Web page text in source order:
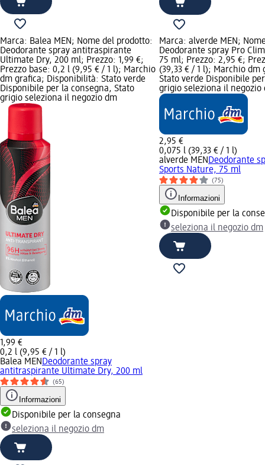
Marca: Balea MEN; Nome del prodotto:
Deodorante spray antitraspirante
Ultimate Dry, 200 ml; Prezzo: 1,99 €;
Prezzo base: 0,2 l (9,95 € / 1 l); Marchio
dm grafica; Disponibilità: Stato verde
Disponibile per la consegna, Stato
grigio seleziona il negozio dm
1,99 €
0,2 l (9,95 € / 1 l)
Balea MEN Deodorante spray
antitraspirante Ultimate Dry, 200 ml
(65)
Informazioni
Disponibile per la consegna
seleziona il negozio dm
Marca: alverde MEN;
Deodorante spray Pro
75 ml; Prezzo: 2,95 €;
(39,33 € / 1 l); Marchio
Stato verde Disponibile
grigio seleziona il negozio
2,95 €
0,075 l (39,33 € / 1 l)
alverde MEN Deodorante
Sports Nature, 75 ml
(75)
Informazioni
Disponibile per la
seleziona il negozio dm